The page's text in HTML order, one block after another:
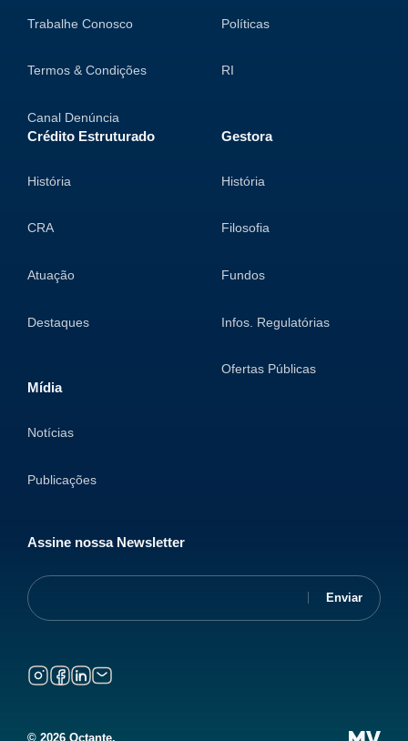
Trabalhe Conosco
Termos & Condições
Canal Denúncia
Políticas
RI
Crédito Estruturado
História
CRA
Atuação
Destaques
Gestora
História
Filosofia
Fundos
Infos. Regulatórias
Ofertas Públicas
Mídia
Notícias
Publicações
Assine nossa Newsletter
© 2026 Octante.